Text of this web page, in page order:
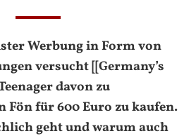
Werbung in Form von
versucht [[Germany’s
davon zu
Fön für 600 Euro zu kaufen.
geht und warum auch